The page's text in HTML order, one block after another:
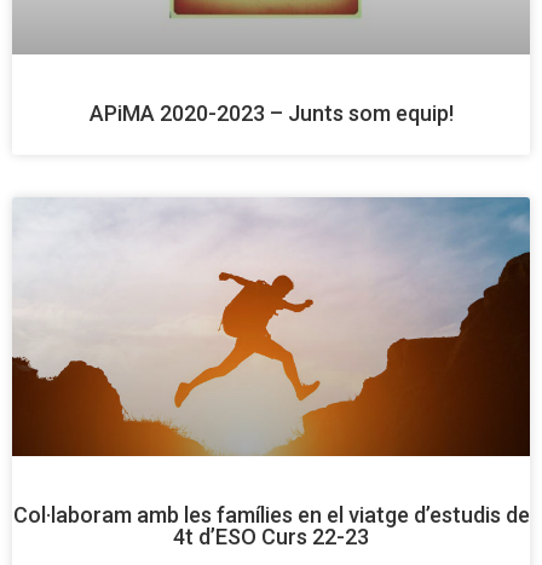
APiMA 2020-2023 – Junts som equip!
Col·laboram amb les famílies en el viatge d’estudis de
4t d’ESO Curs 22-23